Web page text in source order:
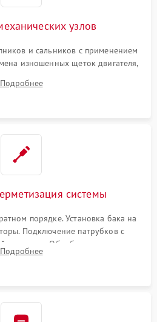
узлов
и сальников с применением
изношенных щеток двигателя,
резиновой манжеты.
Подробнее
системы
порядке. Установка бака на
Подключение патрубков с
хомутами. Обработка стыков
возможных протечек воды.
Подробнее